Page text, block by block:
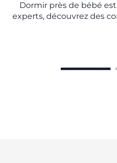
Dormir près de bébé
experts, découvrez des